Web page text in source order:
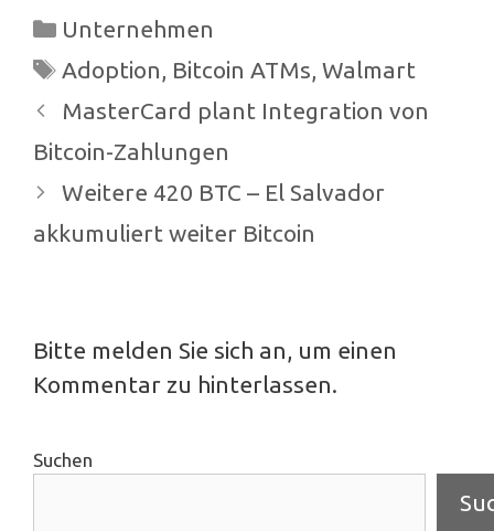
Kategorien
Unternehmen
Schlagwörter
Adoption Bitcoin ATMs Walmart
Beitrags-
Navigation
MasterCard plant Integration von
Bitcoin-Zahlungen
Weitere 420 BTC – El Salvador
akkumuliert weiter Bitcoin
Bitte melden Sie sich an, um einen
Kommentar zu hinterlassen.
Suchen